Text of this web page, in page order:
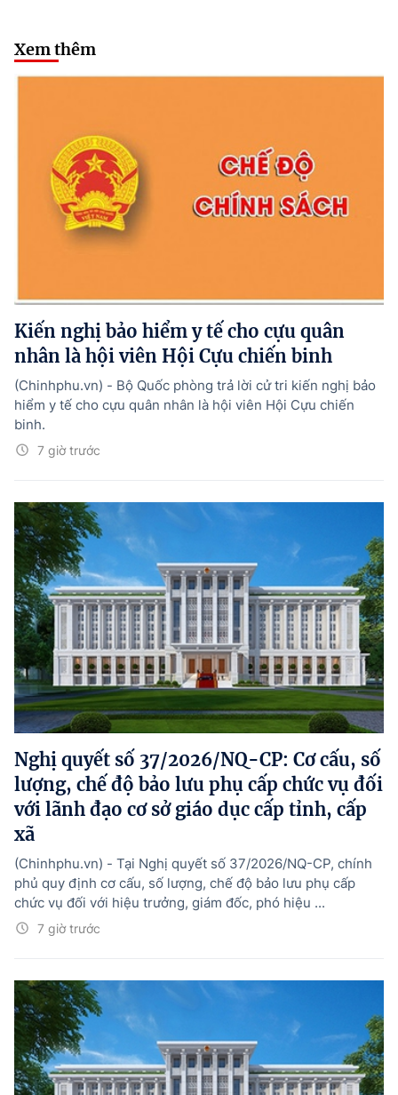
Xem thêm
Kiến nghị bảo hiểm y tế cho cựu quân
nhân là hội viên Hội Cựu chiến binh
7 giờ trước
(Chinhphu.vn) - Bộ Quốc phòng trả lời cử tri kiến nghị bảo
hiểm y tế cho cựu quân nhân là hội viên Hội Cựu chiến
binh.
Nghị quyết số 37/2026/NQ-CP: Cơ cấu, số
lượng, chế độ bảo lưu phụ cấp chức vụ đối
với lãnh đạo cơ sở giáo dục cấp tỉnh, cấp
xã
7 giờ trước
(Chinhphu.vn) - Tại Nghị quyết số 37/2026/NQ-CP, chính
phủ quy định cơ cấu, số lượng, chế độ bảo lưu phụ cấp
chức vụ đối với hiệu trưởng, giám đốc, phó hiệu ...